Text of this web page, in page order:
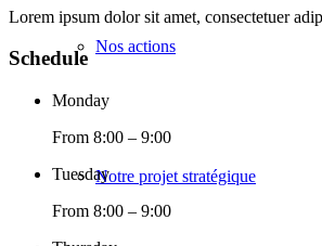
Nos actions
Notre projet stratégique
Lorem ipsum dolor sit amet, consectetuer
Schedule
Monday
From 8:00 – 9:00
Tuesday
From 8:00 – 9:00